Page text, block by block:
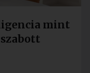
mint